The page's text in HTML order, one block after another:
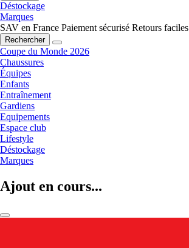
Déstockage
Marques
SAV en France Paiement sécurisé Retours faciles
Rechercher
Coupe du Monde 2026
Chaussures
Équipes
Enfants
Entraînement
Gardiens
Equipements
Espace club
Lifestyle
Déstockage
Marques
Ajout en cours...